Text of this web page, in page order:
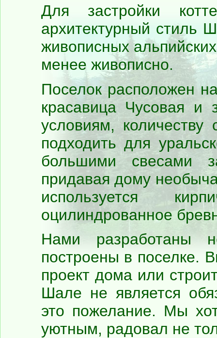
Для застройки
архитектурный стиль
живописных
менее живописно.
Поселок расположен
красавица Чусовая и
условиям,
подходить для
большими свесами
придавая дому
используется
оцилиндрованное
Нами разработаны
построены в поселке.
проект дома или
Шале не является
это пожелание. Мы
уютным, радовал не